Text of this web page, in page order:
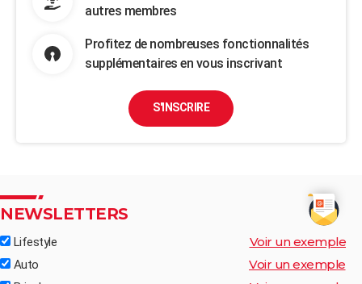
autres membres
Profitez de nombreuses fonctionnalités
supplémentaires en vous inscrivant
S'INSCRIRE
NEWSLETTERS
Lifestyle Voir un exemple
Auto Voir un exemple